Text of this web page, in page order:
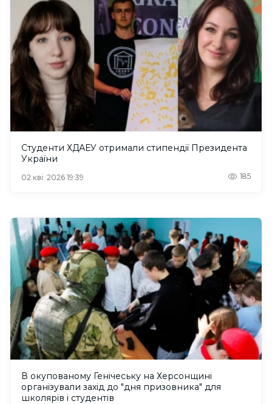
Студенти ХДАЕУ отримали стипендії Президента
України
02 кві. 2026 19:39 185
В окупованому Генічеську на Херсонщині
організували захід до "дня призовника" для
школярів і студентів